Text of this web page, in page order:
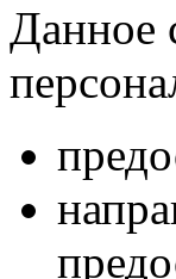
Данное